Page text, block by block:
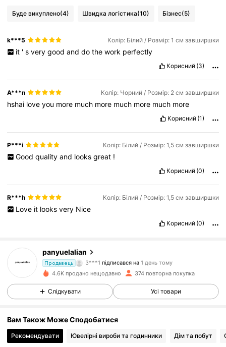
Буде викуплено(4) Швидка логістика(10) Бізнес(5)
k***5 Колір: Білий / Розмір: 1 см завширшки
it ' s very good and do the work perfectly
Корисний (3)
A***n Колір: Чорний / Розмір: 2 см завширшки
hshai loveyou more much more much more much more
Корисний (1)
P***i Колір: Білий / Розмір: 1,5 см завширшки
Good quality and looks great !
Корисний (0)
R***h Колір: Білий / Розмір: 1,5 см завширшки
Love it looks very Nice
Корисний (0)
panyuelalian
Продавець
4.89
3***1 підписався на 1 день тому
78 Підписники
4.89 78 Підписники
4.89 78 Підписники
4.89 78 Підписники
4.6K продано нещодавно 374 повторна покупка
Слідкувати Усі товари
Вам Також Може Сподобатися
Рекомендувати Ювелірні вироби та годинники Дім та побут